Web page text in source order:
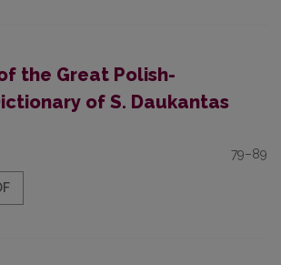
the Great Polish-
of S. Daukantas
79–89